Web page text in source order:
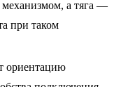
механизмом, а тяга —
при таком
ориентацию